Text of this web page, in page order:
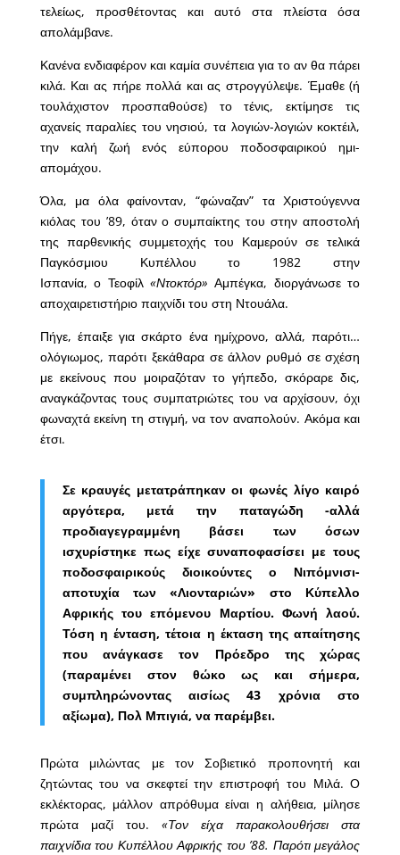
τελείως, προσθέτοντας και αυτό στα πλείστα όσα
απολάμβανε.
Κανένα ενδιαφέρον και καμία συνέπεια για το αν θα πάρει
κιλά. Και ας πήρε πολλά και ας στρογγύλεψε. Έμαθε (ή
τουλάχιστον προσπαθούσε) το τένις, εκτίμησε τις
αχανείς παραλίες του νησιού, τα λογιών-λογιών κοκτέιλ,
την καλή ζωή ενός εύπορου ποδοσφαιρικού ημι-
απομάχου.
Όλα, μα όλα φαίνονταν, “φώναζαν” τα Χριστούγεννα
κιόλας του ’89, όταν ο συμπαίκτης του στην αποστολή
της παρθενικής συμμετοχής του Καμερούν σε τελικά
Παγκόσμιου Κυπέλλου το 1982 στην
Ισπανία, ο Τεοφίλ «Ντοκτόρ» Αμπέγκα, διοργάνωσε το
αποχαιρετιστήριο παιχνίδι του στη Ντουάλα.
Πήγε, έπαιξε για σκάρτο ένα ημίχρονο, αλλά, παρότι…
ολόγιωμος, παρότι ξεκάθαρα σε άλλον ρυθμό σε σχέση
με εκείνους που μοιραζόταν το γήπεδο, σκόραρε δις,
αναγκάζοντας τους συμπατριώτες του να αρχίσουν, όχι
φωναχτά εκείνη τη στιγμή, να τον αναπολούν. Ακόμα και
έτσι.
Σε κραυγές μετατράπηκαν οι φωνές λίγο καιρό
αργότερα, μετά την παταγώδη -αλλά
προδιαγεγραμμένη βάσει των όσων
ισχυρίστηκε πως είχε συναποφασίσει με τους
ποδοσφαιρικούς διοικούντες ο Νιπόμνισι-
αποτυχία των «Λιονταριών» στο Κύπελλο
Αφρικής του επόμενου Μαρτίου. Φωνή λαού.
Τόση η ένταση, τέτοια η έκταση της απαίτησης
που ανάγκασε τον Πρόεδρο της χώρας
(παραμένει στον θώκο ως και σήμερα,
συμπληρώνοντας αισίως 43 χρόνια στο
αξίωμα), Πολ Μπιγιά, να παρέμβει.
Πρώτα μιλώντας με τον Σοβιετικό προπονητή και
ζητώντας του να σκεφτεί την επιστροφή του Μιλά. Ο
εκλέκτορας, μάλλον απρόθυμα είναι η αλήθεια, μίλησε
πρώτα μαζί του. «Τον είχα παρακολουθήσει στα
παιχνίδια του Κυπέλλου Αφρικής του ’88. Παρότι μεγάλος